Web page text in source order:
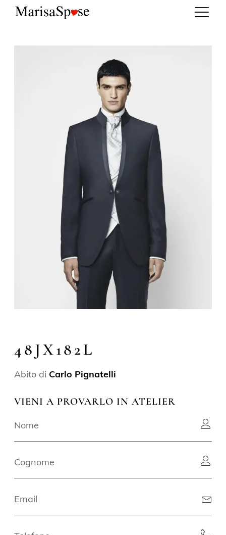
48JX182L
Abito di Carlo Pignatelli
VIENI A PROVARLO IN ATELIER